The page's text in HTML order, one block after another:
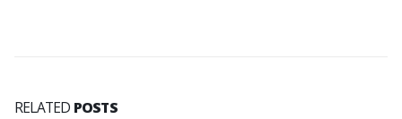
RELATED POSTS